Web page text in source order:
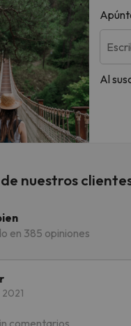
Al
nuestros
en 385 opiniones
comentarios